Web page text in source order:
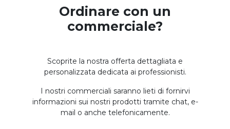
Ordinare con un
commerciale?
Scoprite la nostra offerta dettagliata e
personalizzata dedicata ai professionisti.
I nostri commerciali saranno lieti di fornirvi
informazioni sui nostri prodotti tramite chat, e-
mail o anche telefonicamente.